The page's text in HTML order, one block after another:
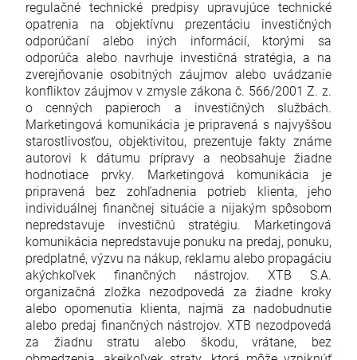
regulačné technické predpisy upravujúce technické
opatrenia na objektívnu prezentáciu investičných
odporúčaní alebo iných informácií, ktorými sa
odporúča alebo navrhuje investičná stratégia, a na
zverejňovanie osobitných záujmov alebo uvádzanie
konfliktov záujmov v zmysle zákona č. 566/2001 Z. z.
o cenných papieroch a investičných službách.
Marketingová komunikácia je pripravená s najvyššou
starostlivosťou, objektivitou, prezentuje fakty známe
autorovi k dátumu prípravy a neobsahuje žiadne
hodnotiace prvky. Marketingová komunikácia je
pripravená bez zohľadnenia potrieb klienta, jeho
individuálnej finančnej situácie a nijakým spôsobom
nepredstavuje investičnú stratégiu. Marketingová
komunikácia nepredstavuje ponuku na predaj, ponuku,
predplatné, výzvu na nákup, reklamu alebo propagáciu
akýchkoľvek finančných nástrojov. XTB S.A.
organizačná zložka nezodpovedá za žiadne kroky
alebo opomenutia klienta, najmä za nadobudnutie
alebo predaj finančných nástrojov. XTB nezodpovedá
za žiadnu stratu alebo škodu, vrátane, bez